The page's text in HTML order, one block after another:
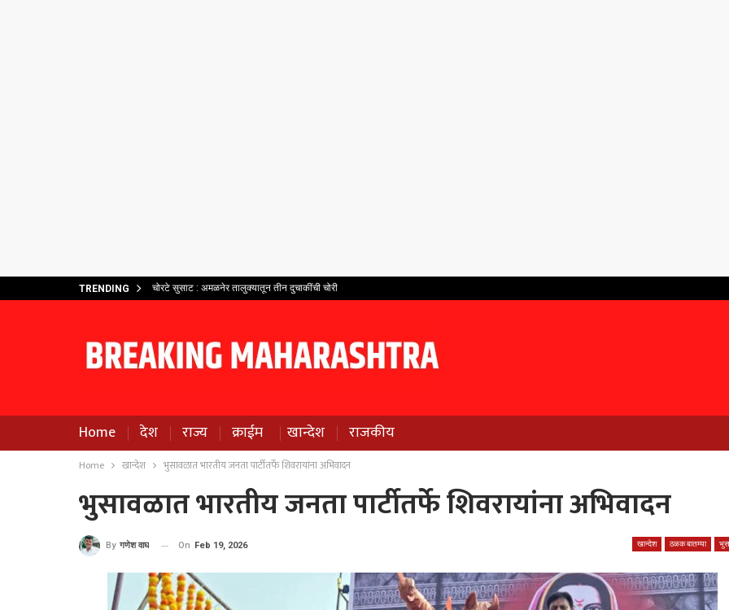
TRENDING चोरटे सुसाट : अमळनेर तालुक्यातून तीन दुचाकींची चोरी
Home देश राज्य क्राईम खान्देश राजकीय
Home खान्देश भुसावळात भारतीय जनता पार्टीतर्फे शिवरायांना अभिवादन
भुसावळात भारतीय जनता पार्टीतर्फे शिवरायांना अभिवादन
खान्देश ठळक बातम्या
By गणेश वाघ On Feb 19, 2026